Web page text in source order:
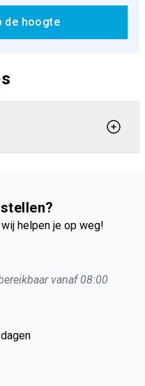
de hoogte
helpen je op weg!
vanaf 08:00